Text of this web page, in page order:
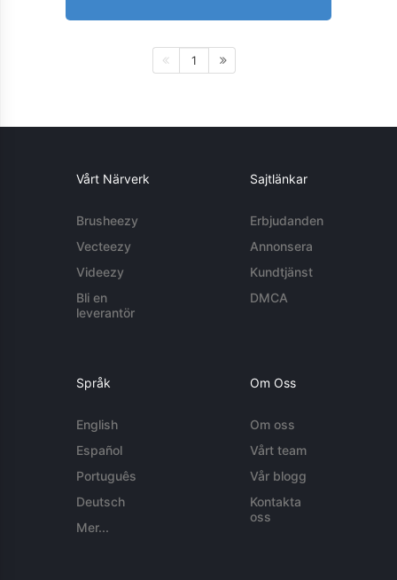
1
Vårt Närverk
Brusheezy
Vecteezy
Videezy
Bli en
leverantör
Sajtlänkar
Erbjudanden
Annonsera
Kundtjänst
DMCA
Språk
English
Español
Português
Deutsch
Mer...
Om Oss
Om oss
Vårt team
Vår blogg
Kontakta
oss